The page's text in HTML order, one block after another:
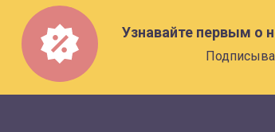
Узнавайте первым о